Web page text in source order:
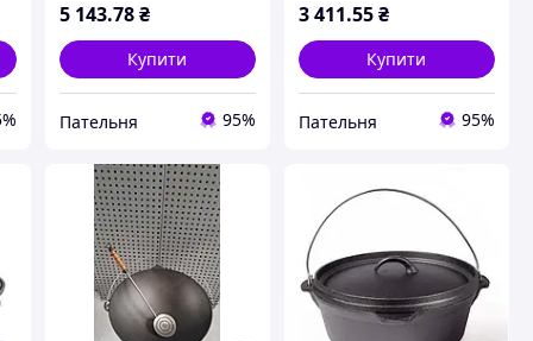
5 143.78 ₴
Купити
Пательня 95%
3 411.55₴
Купити
Пательня 95%